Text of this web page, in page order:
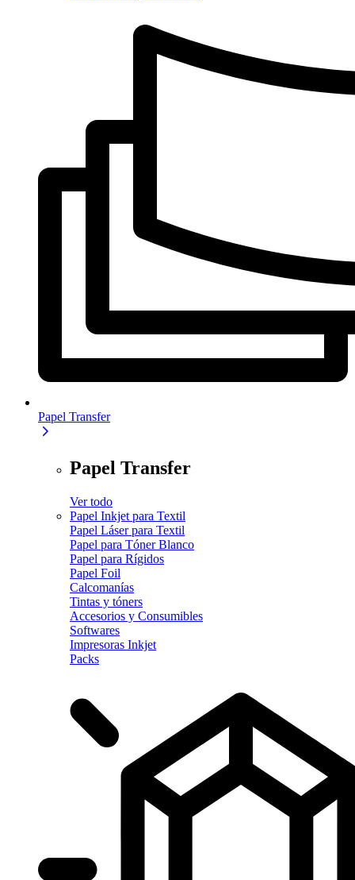
Papel Transfer
Papel Transfer
Ver todo
Papel Inkjet para Textil
Papel Láser para Textil
Papel para Tóner Blanco
Papel para Rígidos
Papel Foil
Calcomanías
Tintas y tóners
Accesorios y Consumibles
Softwares
Impresoras Inkjet
Packs